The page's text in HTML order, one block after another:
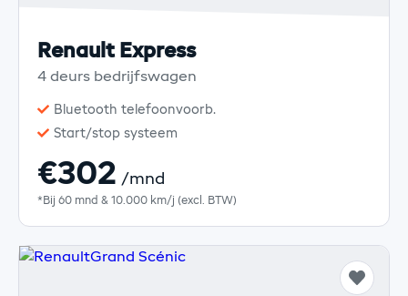
Renault Express
4 deurs bedrijfswagen
Bluetooth telefoonvoorb.
Start/stop systeem
€302 /mnd
*Bij 60 mnd & 10.000 km/j (excl. BTW)